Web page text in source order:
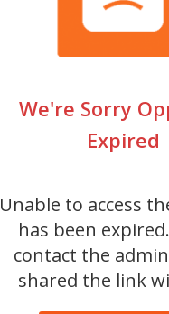
We're Sorry
Expired
Unable to access
has been
contact the
shared the link